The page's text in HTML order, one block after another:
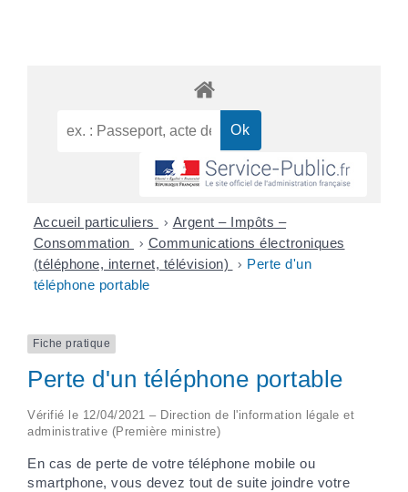
Accueil particuliers > Argent – Impôts –
Consommation
> Communications électroniques
(téléphone, internet, télévision)
> Perte d'un
téléphone portable
Fiche pratique
Perte d'un téléphone portable
Vérifié le 12/04/2021 – Direction de l'information légale et
administrative (Première ministre)
En cas de perte de votre téléphone mobile ou
smartphone, vous devez tout de suite joindre votre